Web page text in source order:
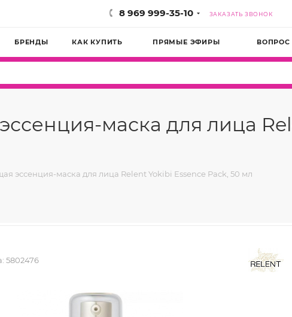
8 969 999-35-10 ЗАКАЗАТЬ ЗВОНОК
БРЕНДЫ КАК КУПИТЬ ПРЯМЫЕ ЭФИРЫ ВОПРОС
маска для лица
эссенция-маска для лица Relent Yokibi Essence Pack, 50 мл
5802476